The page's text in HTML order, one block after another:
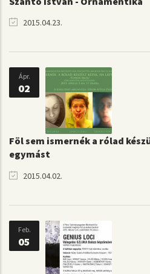
2015.04.23.
Ápr.
02
Föl sem ismernék a rólad
egymást
2015.04.02.
Feb.
05